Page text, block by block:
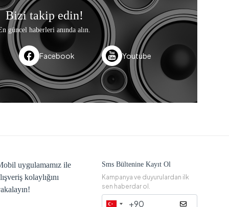
Bizi takip edin!
güncel haberleri anında alın.
Facebook Youtube
uygulamamız ile
kolaylığını
Sms Bültenine Kayıt Ol
Kampanya ve duyurulardan ilk
sen haberdar ol.